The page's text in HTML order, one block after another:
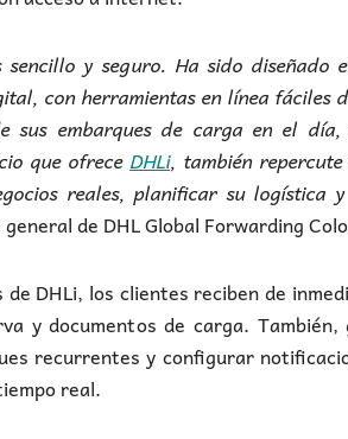
sencillo y seguro. Ha sido diseñado
con herramientas en línea fáciles
sus embarques de carga en el
que ofrece DHLi, también
reales, planificar su logística
de DHL Global Forwarding
DHLi, los clientes reciben de
y documentos de carga.
recurrentes y configurar
real.